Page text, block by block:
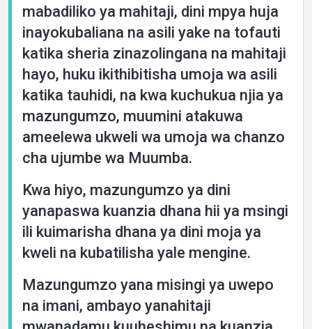
mabadiliko ya mahitaji, dini mpya huja
inayokubaliana na asili yake na tofauti
katika sheria zinazolingana na mahitaji
hayo, huku ikithibitisha umoja wa asili
katika tauhidi, na kwa kuchukua njia ya
mazungumzo, muumini atakuwa
ameelewa ukweli wa umoja wa chanzo
cha ujumbe wa Muumba.
Kwa hiyo, mazungumzo ya dini
yanapaswa kuanzia dhana hii ya msingi
ili kuimarisha dhana ya dini moja ya
kweli na kubatilisha yale mengine.
Mazungumzo yana misingi ya uwepo
na imani, ambayo yanahitaji